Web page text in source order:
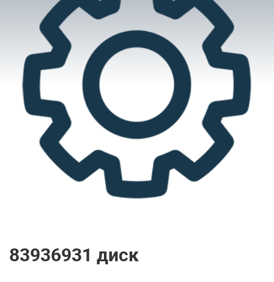
83936931 диск